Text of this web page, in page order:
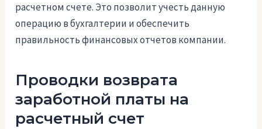
расчетном счете. Это позволит учесть данную
операцию в бухгалтерии и обеспечить
правильность финансовых отчетов компании.
Проводки возврата
заработной платы на
расчетный счет